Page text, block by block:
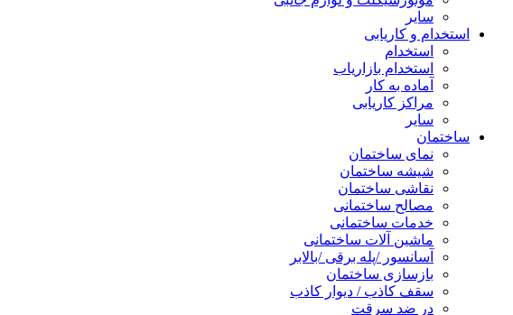
سایر
استخدام و کاریابی
استخدام
استخدام بازاریاب
آماده به کار
مراکز کاریابی
سایر
ساختمان
نمای ساختمان
شیشه ساختمان
نقاشی ساختمان
مصالح ساختمانی
خدمات ساختمانی
ماشین آلات ساختمانی
آسانسور /پله برقی /بالابر
بازسازی ساختمان
سقف کاذب / دیوار کاذب
در ضد سرقت